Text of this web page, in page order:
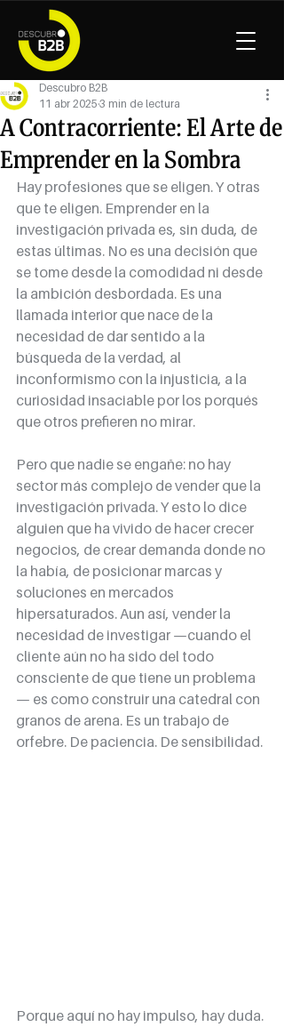
A Contracorriente: El Arte de
Emprender en la Sombra
Descubro B2B
11 abr 2025 3 min de lectura
Hay profesiones que se eligen. Y otras
que te eligen. Emprender en la
investigación privada es, sin duda, de
estas últimas. No es una decisión que
se tome desde la comodidad ni desde
la ambición desbordada. Es una
llamada interior que nace de la
necesidad de dar sentido a la
búsqueda de la verdad, al
inconformismo con la injusticia, a la
curiosidad insaciable por los porqués
que otros prefieren no mirar.
Pero que nadie se engañe: no hay
sector más complejo de vender que la
investigación privada. Y esto lo dice
alguien que ha vivido de hacer crecer
negocios, de crear demanda donde no
la había, de posicionar marcas y
soluciones en mercados
hipersaturados. Aun así, vender la
necesidad de investigar —cuando el
cliente aún no ha sido del todo
consciente de que tiene un problema
— es como construir una catedral con
granos de arena. Es un trabajo de
orfebre. De paciencia. De sensibilidad.
Porque aquí no hay impulso, hay duda.